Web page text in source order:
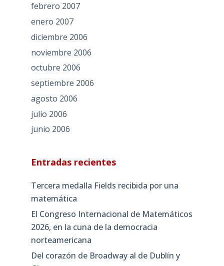
febrero 2007
enero 2007
diciembre 2006
noviembre 2006
octubre 2006
septiembre 2006
agosto 2006
julio 2006
junio 2006
Entradas recientes
Tercera medalla Fields recibida por una
matemática
El Congreso Internacional de Matemáticos
2026, en la cuna de la democracia
norteamericana
Del corazón de Broadway al de Dublín y